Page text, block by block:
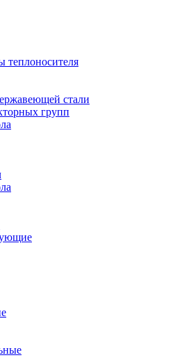
теплоносителя
стали
групп